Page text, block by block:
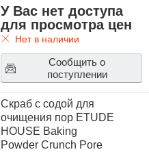
У Вас нет доступа
для просмотра цен
Нет в наличии
Сообщить о
поступлении
Скраб с содой для
очищения пор ETUDE
HOUSE Baking
Powder Crunch Pore